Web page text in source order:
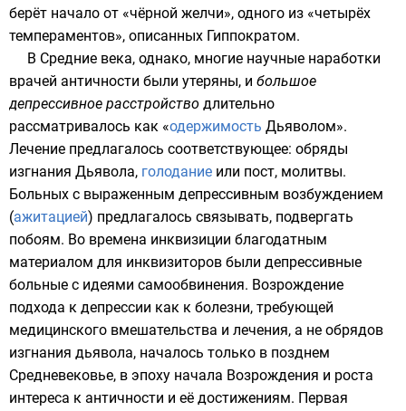
берёт начало от «чёрной желчи», одного из «четырёх
темпераментов», описанных Гиппократом.
В Средние века, однако, многие научные наработки
врачей античности были утеряны, и большое
депрессивное расстройство длительно
рассматривалось как «одержимость Дьяволом».
Лечение предлагалось соответствующее: обряды
изгнания Дьявола, голодание или пост, молитвы.
Больных с выраженным депрессивным возбуждением
(ажитацией) предлагалось связывать, подвергать
побоям. Во времена инквизиции благодатным
материалом для инквизиторов были депрессивные
больные с идеями самообвинения. Возрождение
подхода к депрессии как к болезни, требующей
медицинского вмешательства и лечения, а не обрядов
изгнания дьявола, началось только в позднем
Средневековье, в эпоху начала Возрождения и роста
интереса к античности и её достижениям. Первая